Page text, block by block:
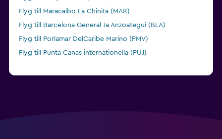
Flyg till Maracaibo La Chinita (MAR)
Flyg till Barcelona General Ja Anzoategui (BLA)
Flyg till Porlamar DelCaribe Marino (PMV)
Flyg till Punta Canas internationella (PUJ)